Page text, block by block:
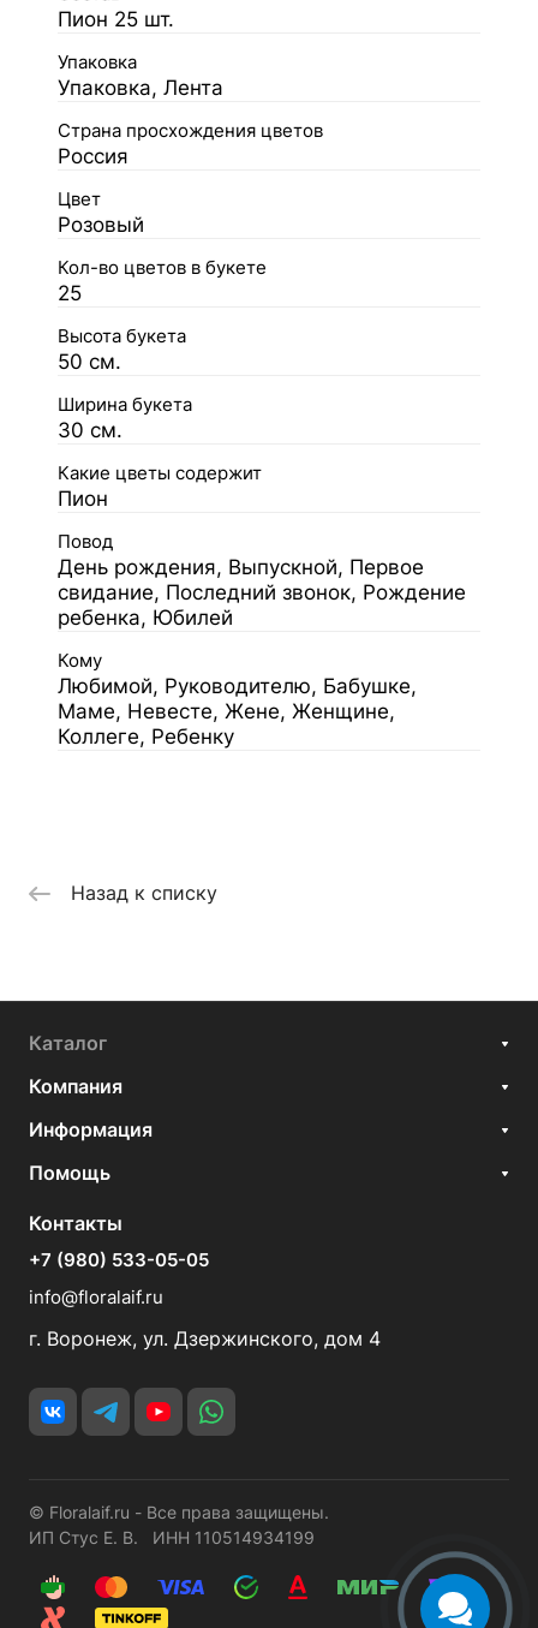
Пион 25 шт.
Упаковка
Упаковка, Лента
Страна просхождения цветов
Россия
Цвет
Розовый
Кол-во цветов в букете
25
Высота букета
50 см.
Ширина букета
30 см.
Какие цветы содержит
Пион
Повод
День рождения, Выпускной, Первое
свидание, Последний звонок, Рождение
ребенка, Юбилей
Кому
Любимой, Руководителю, Бабушке,
Маме, Невесте, Жене, Женщине,
Коллеге, Ребенку
Назад к списку
Каталог
Компания
Информация
Помощь
Контакты
+7 (980) 533-05-05
info@floralaif.ru
г. Воронеж, ул. Дзержинского, дом 4
© Floralaif.ru - Все права защищены.
ИП Стус Е. В. ИНН 110514934199